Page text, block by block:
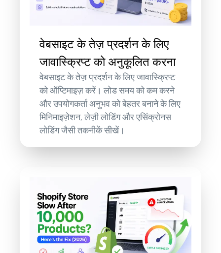
वेबसाइट के तेज़ प्रदर्शन के लिए
जावास्क्रिप्ट को अनुकूलित करना
वेबसाइट के तेज़ प्रदर्शन के लिए जावास्क्रिप्ट
को ऑप्टिमाइज़ करें। लोड समय को कम करने
और उपयोगकर्ता अनुभव को बेहतर बनाने के लिए
मिनिमाइज़ेशन, लेज़ी लोडिंग और एसिंक्रोनस
लोडिंग जैसी तकनीकें सीखें।